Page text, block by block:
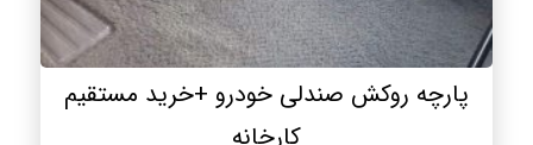
پارچه روکش صندلی خودرو +خرید مستقیم
کارخانه